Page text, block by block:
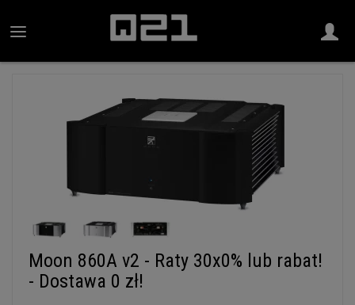
Moon 860A v2 - Raty 30x0% lub rabat!
- Dostawa 0 zł!